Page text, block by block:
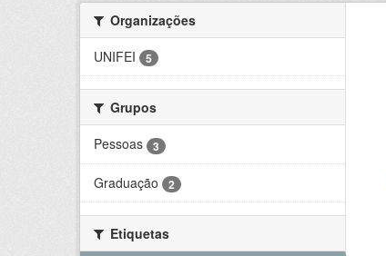
Organizações
UNIFEI
5
Grupos
Pessoas
3
Graduação 2
Etiquetas